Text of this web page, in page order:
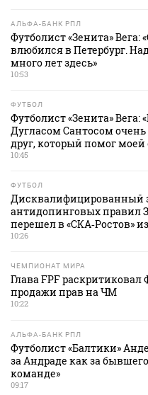
АЛЬФА-БАНК РПЛ
Футболист «Зенита» Вега:
влюбился в Петербург.
много лет здесь»
10:53
ФУТБОЛ
Футболист «Зенита» Вега:
Дугласом Сантосом
друг, который помог моей
10:45
ФУТБОЛ
Дисквалифицированный
антидопинговых правил
перешел в «СКА‑Ростов»
10:26
ЧЕМПИОНАТ МИРА
Глава FPF
продажи прав на ЧМ
10:22
АЛЬФА-БАНК РПЛ
Футболист «Балтики»
за Андраде как за
команде»
09:17